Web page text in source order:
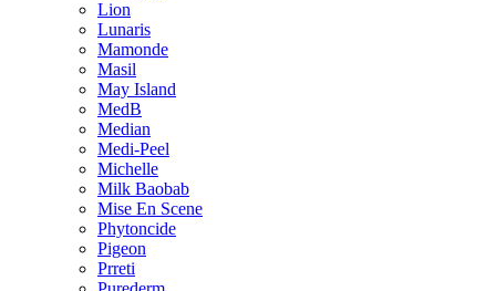
Lion
Lunaris
Mamonde
Masil
May Island
MedB
Median
Medi-Peel
Michelle
Milk Baobab
Mise En Scene
Phytoncide
Pigeon
Prreti